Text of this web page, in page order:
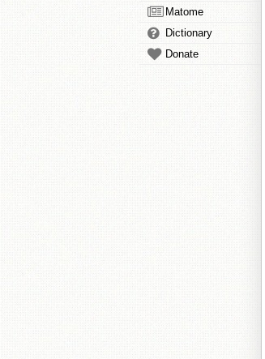
Matome
Dictionary
Donate